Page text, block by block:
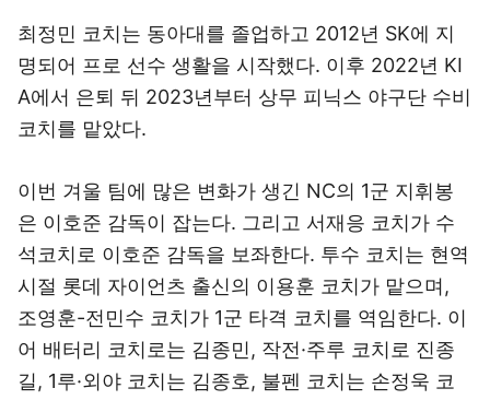
최정민 코치는 동아대를 졸업하고 2012년 SK에 지
명되어 프로 선수 생활을 시작했다. 이후 2022년 KI
A에서 은퇴 뒤 2023년부터 상무 피닉스 야구단 수비
코치를 맡았다.
이번 겨울 팀에 많은 변화가 생긴 NC의 1군 지휘봉
은 이호준 감독이 잡는다. 그리고 서재응 코치가 수
석코치로 이호준 감독을 보좌한다. 투수 코치는 현역
시절 롯데 자이언츠 출신의 이용훈 코치가 맡으며,
조영훈-전민수 코치가 1군 타격 코치를 역임한다. 이
어 배터리 코치로는 김종민, 작전·주루 코치로 진종
길, 1루·외야 코치는 김종호, 불펜 코치는 손정욱 코